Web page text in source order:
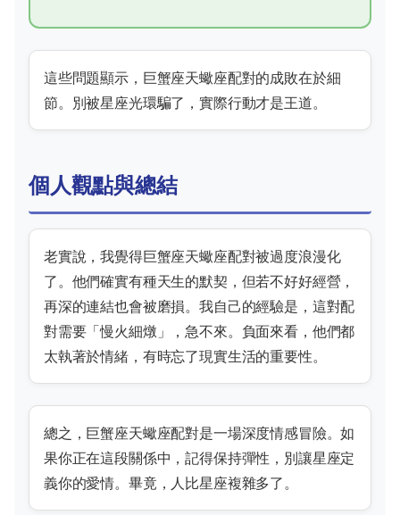
這些問題顯示，巨蟹座天蠍座配對的成敗在於細
節。別被星座光環騙了，實際行動才是王道。
個人觀點與總結
老實說，我覺得巨蟹座天蠍座配對被過度浪漫化
了。他們確實有種天生的默契，但若不好好經營，
再深的連結也會被磨損。我自己的經驗是，這對配
對需要「慢火細燉」，急不來。負面來看，他們都
太執著於情緒，有時忘了現實生活的重要性。
總之，巨蟹座天蠍座配對是一場深度情感冒險。如
果你正在這段關係中，記得保持彈性，別讓星座定
義你的愛情。畢竟，人比星座複雜多了。